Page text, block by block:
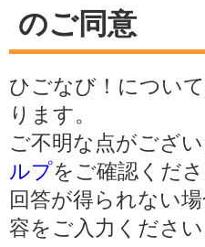
のご同意
ひごなび！につい
ります。
ご不明な点がござ
ルプをご確認くださ
回答が得られない場
容をご入力ください